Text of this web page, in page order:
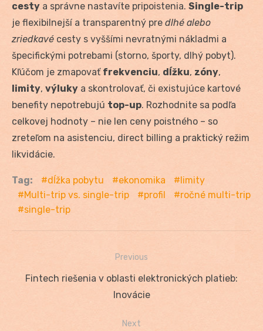
cesty a správne nastavíte pripoistenia. Single-trip
je flexibilnejší a transparentný pre dlhé alebo
zriedkavé cesty s vyššími nevratnými nákladmi a
špecifickými potrebami (storno, športy, dlhý pobyt).
Kľúčom je zmapovať frekvenciu, dĺžku, zóny,
limity, výluky a skontrolovať, či existujúce kartové
benefity nepotrebujú top-up. Rozhodnite sa podľa
celkovej hodnoty – nie len ceny poistného – so
zreteľom na asistenciu, direct billing a praktický režim
likvidácie.
Tag: dĺžka pobytu ekonomika
limity
Multi-trip vs. single-trip
profil
ročné multi-trip
single-trip
Navigácia
Previous
Previous
Fintech riešenia v oblasti elektronických platieb:
Inovácie
Next